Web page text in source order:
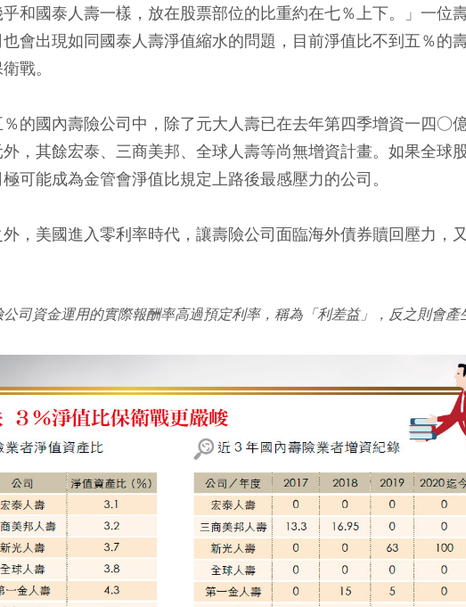
乎和國泰人壽一樣，放在股票部位的比重約在七％上下。」一位
會出現如同國泰人壽淨值縮水的問題，目前淨值比不到五％的
戰。
的國內壽險公司中，除了元大人壽已在去年第四季增資一四○
，其餘宏泰、三商美邦、全球人壽等尚無增資計畫。如果全球
可能成為金管會淨值比規定上路後最感壓力的公司。
，美國進入零利率時代，讓壽險公司面臨海外債券贖回壓力，
公司資金運用的實際報酬率高過預定利率，稱為「利差益」，反之則會產